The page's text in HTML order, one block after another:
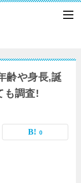
齢や身長,誕
も調査!
0